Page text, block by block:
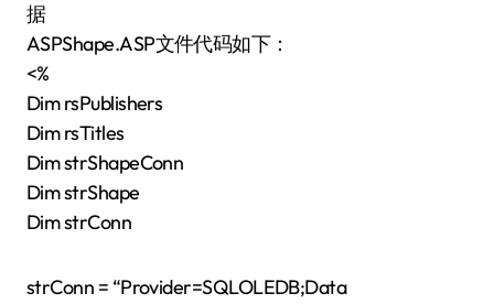
据
ASPShape.ASP文件代码如下：
<%
Dim rsPublishers
Dim rsTitles
Dim strShapeConn
Dim strShape
Dim strConn
strConn = “Provider=SQLOLEDB;Data